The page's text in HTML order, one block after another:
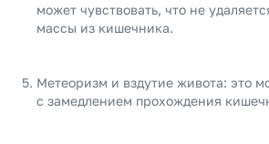
может чувствовать, что не
массы из кишечника.
Метеоризм и вздутие живота: это
с замедлением прохождения